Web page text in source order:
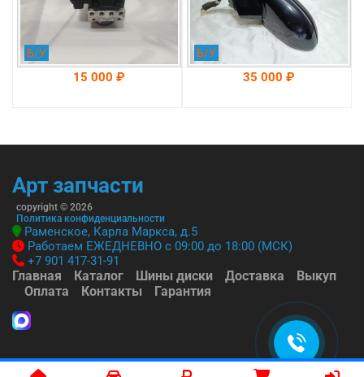
Б/У
15 000 ₽
-->
Б/У
35 000 ₽
-->
Арт запчасти
copyright © 2026
Политика конфиденциальности
Раменское, Карла Маркса, д.5
Работаем ЕЖЕДНЕВНО с 09:00 до 18:00 (МСК)
+7 901 417-31-91
Главная Каталог Шины диски Доставка
Выкуп
Оплата
Контакты Гарантия